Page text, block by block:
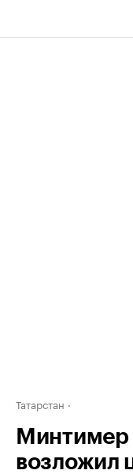
Татарстан
возложил